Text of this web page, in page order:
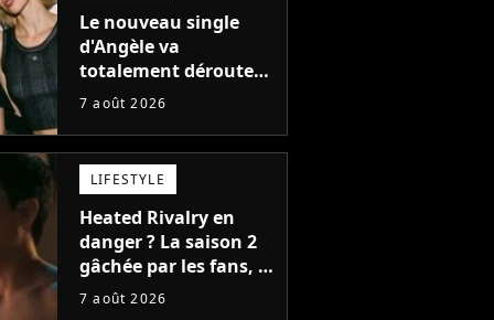
Le nouveau single
d'Angèle va
totalement dérouter
le public, et c'est une
7 août 2026
LIFESTYLE
Heated Rivalry en
danger ? La saison 2
gâchée par les fans, le
créateur pousse un
7 août 2026